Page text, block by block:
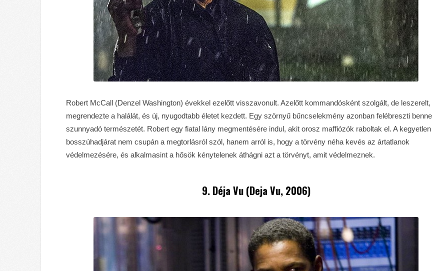
Robert McCall (Denzel Washington) évekkel ezelőtt visszavonult. Azelőtt kommandósként szolgált, de leszerelt,
megrendezte a halálát, és új, nyugodtabb életet kezdett. Egy szörnyű bűncselekmény azonban felébreszti benne
szunnyadó természetét. Robert egy fiatal lány megmentésére indul, akit orosz maffiózók raboltak el. A kegyetlen
bosszúhadjárat nem csupán a megtorlásról szól, hanem arról is, hogy a törvény néha kevés az ártatlanok
védelmezésére, és alkalmasint a hősök kénytelenek áthágni azt a törvényt, amit védelmeznek.
9. Déja Vu (Deja Vu, 2006)